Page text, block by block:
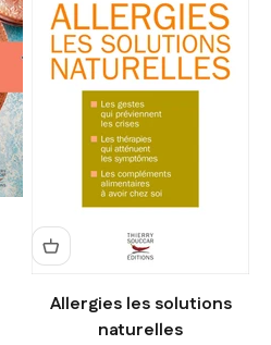
Allergies les solutions
naturelles